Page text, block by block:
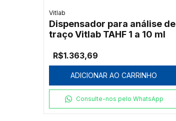
Vitlab
Dispensador para análise de
traço Vitlab TAHF 1 a 10 ml
R$1.363,69
ADICIONAR AO CARRINHO
Consulte-nos pelo WhatsApp